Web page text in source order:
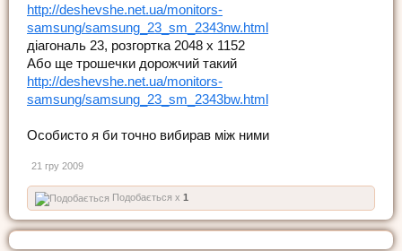
http://deshevshe.net.ua/monitors-
samsung/samsung_23_sm_2343nw.html
діагональ 23, розгортка 2048 x 1152
Або ще трошечки дорожчий такий
http://deshevshe.net.ua/monitors-
samsung/samsung_23_sm_2343bw.html
Особисто я би точно вибирав між ними
21 гру 2009
Подобається x 1